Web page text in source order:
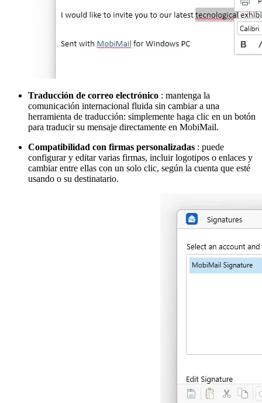
Traducción de correo electrónico : mantenga la
comunicación internacional fluida sin cambiar a una
herramienta de traducción: simplemente haga clic en un botón
para traducir su mensaje directamente en MobiMail.
Compatibilidad con firmas personalizadas : puede
configurar y editar varias firmas, incluir logotipos o enlaces y
cambiar entre ellas con un solo clic, según la cuenta que esté
usando o su destinatario.